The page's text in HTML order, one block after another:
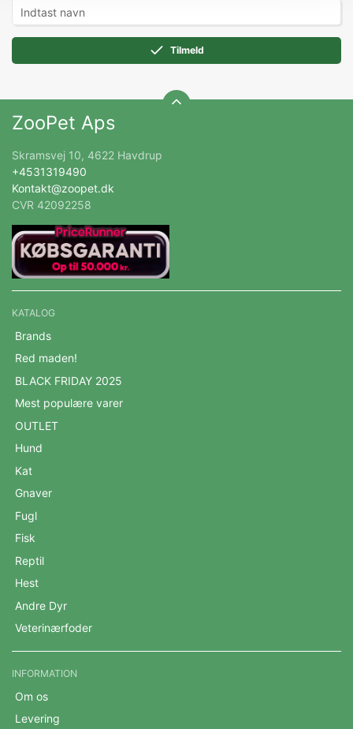
Tilmeld
ZooPet Aps
Skramsvej 10, 4622 Havdrup
+4531319490
Kontakt@zoopet.dk
CVR 42092258
KATALOG
Brands
Red maden!
BLACK FRIDAY 2025
Mest populære varer
OUTLET
Hund
Kat
Gnaver
Fugl
Fisk
Reptil
Hest
Andre Dyr
Veterinærfoder
INFORMATION
Om os
Levering